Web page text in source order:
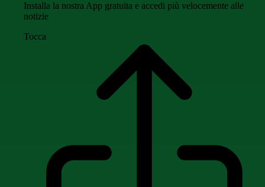
Installa la nostra App gratuita e accedi più velocemente alle
notizie
Tocca